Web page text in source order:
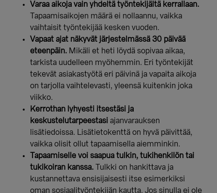
Varaa aikoja vain yhdeltä työntekijältä kerrallaan.
Tapaamisaikojen määrä ei nollaannu, vaikka
vaihtaisit työntekijää kesken vuoden.
Vapaat ajat näkyvät järjestelmässä 30 päivää
eteenpäin. Mikäli et heti löydä sopivaa aikaa,
tarkista uudelleen myöhemmin. Eri työntekijät
tekevät asiakastyötä eri päivinä ja vapaita aikoja
on tarjolla vaihtelevasti, yleensä kuitenkin joka
viikko.
Kerrothan lyhyesti itsestäsi ja
keskustelutarpeestasi ajanvarauksen
lisätiedoissa. Lisätietokenttä on hyvä päivittää,
vaikka olisit ollut tapaamisella aiemminkin.
Tapaamiselle voi saapua tulkin, tukihenkilön tai
tukikoiran kanssa. Tulkki on hankittava ja
kustannettava ensisijaisesti itse esimerkiksi
oman sosiaalityöntekijän kautta. Jos sinulla ei ole